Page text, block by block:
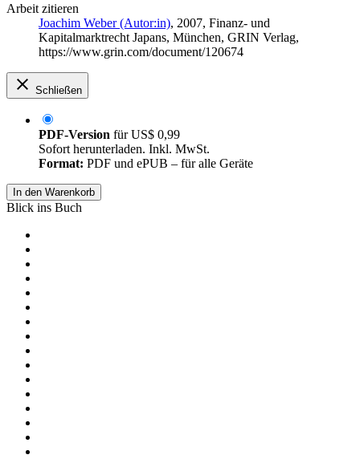
Arbeit zitieren
Joachim Weber (Autor:in), 2007, Finanz- und
Kapitalmarktrecht Japans, München, GRIN Verlag,
https://www.grin.com/document/120674
Schließen
PDF-Version fürUS$ 0,99
Sofort herunterladen. Inkl. MwSt.
Format: PDF und ePUB – für alle Geräte
In den Warenkorb
Blick ins Buch